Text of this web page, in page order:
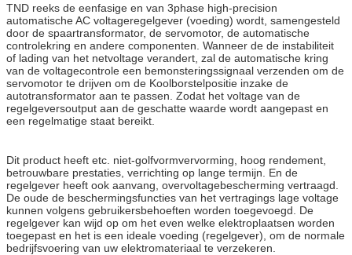
TND reeks de eenfasige en van 3phase high-precision
automatische AC voltageregelgever (voeding) wordt, samengesteld
door de spaartransformator, de servomotor, de automatische
controlekring en andere componenten. Wanneer de de instabiliteit
of lading van het netvoltage verandert, zal de automatische kring
van de voltagecontrole een bemonsteringssignaal verzenden om de
servomotor te drijven om de Koolborstelpositie inzake de
autotransformator aan te passen. Zodat het voltage van de
regelgeversoutput aan de geschatte waarde wordt aangepast en
een regelmatige staat bereikt.
Dit product heeft etc. niet-golfvormvervorming, hoog rendement,
betrouwbare prestaties, verrichting op lange termijn. En de
regelgever heeft ook aanvang, overvoltagebescherming vertraagd.
De oude de beschermingsfuncties van het vertragings lage voltage
kunnen volgens gebruikersbehoeften worden toegevoegd. De
regelgever kan wijd op om het even welke elektroplaatsen worden
toegepast en het is een ideale voeding (regelgever), om de normale
bedrijfsvoering van uw elektromateriaal te verzekeren.